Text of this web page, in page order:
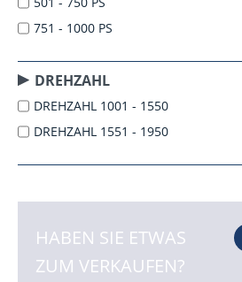
751 - 1000 PS
DREHZAHL
DREHZAHL 1001 - 1550
DREHZAHL 1551 - 1950
HABEN SIE ETWAS
ZUM VERKAUFEN?